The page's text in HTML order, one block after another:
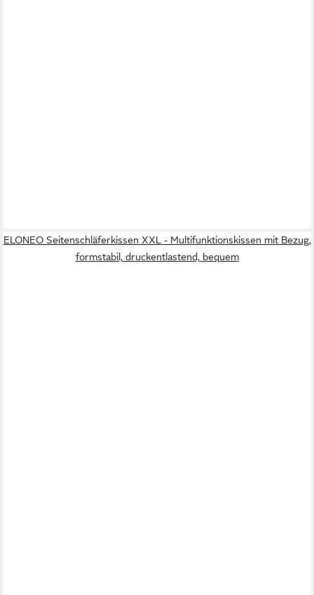
ELONEO Seitenschläferkissen XXL - Multifunktionskissen mit Bezug,
formstabil, druckentlastend, bequem